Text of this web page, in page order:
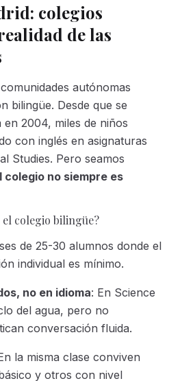
colegios
de las
autónomas
bilingüe. Desde que se
2004, miles de niños
con inglés en asignaturas
Studies. Pero seamos
colegio no siempre es
el colegio bilingüe?
de 25-30 alumnos donde el
individual es mínimo.
no en idioma: En Science
del agua, pero no
conversación fluida.
la misma clase conviven
y otros con nivel